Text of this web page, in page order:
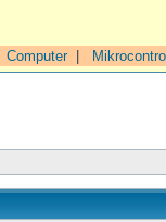
Computer|